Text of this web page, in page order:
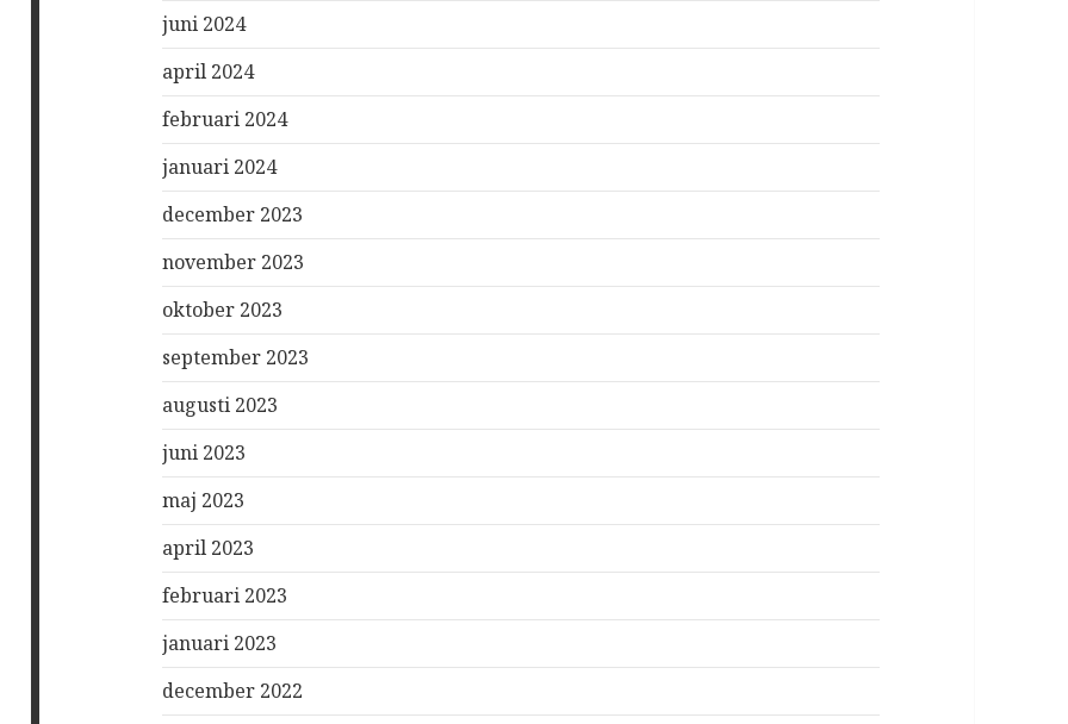
juni 2024
april 2024
februari 2024
januari 2024
december 2023
november 2023
oktober 2023
september 2023
augusti 2023
juni 2023
maj 2023
april 2023
februari 2023
januari 2023
december 2022